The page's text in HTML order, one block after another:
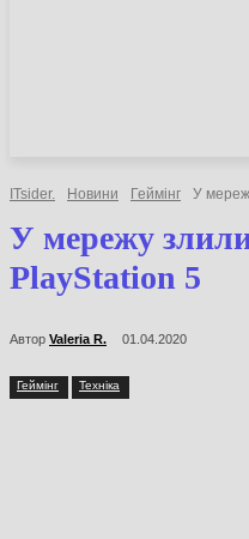
ITsider. Новини Геймінг У
У мережу
PlayStation 5
Автор Valeria R. 01.04.2020
Геймінг Техніка